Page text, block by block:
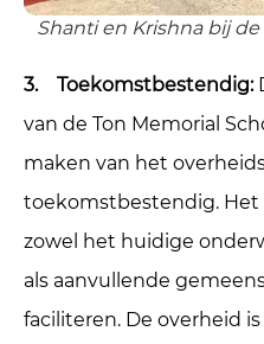
Shanti en Krishna bij
3. Toekomstbestendig:
van de Ton Memorial
maken van het
toekomstbestendig.
zowel het huidige
als aanvullende
faciliteren. De overheid